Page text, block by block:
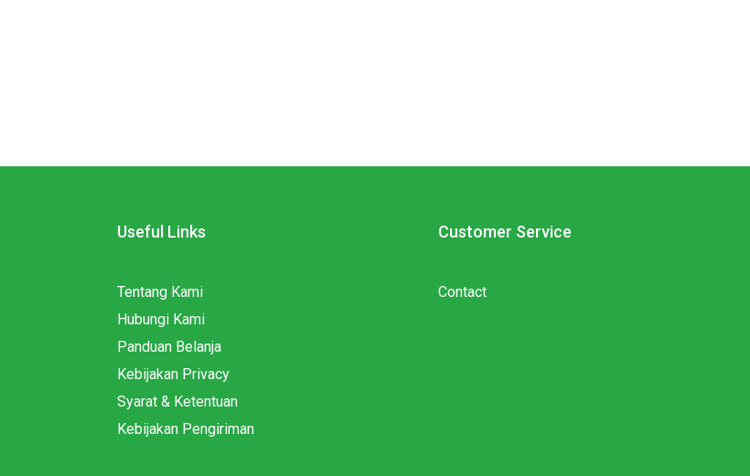
Useful Links
Tentang Kami
Hubungi Kami
Panduan Belanja
Kebijakan Privacy
Syarat & Ketentuan
Kebijakan Pengiriman
Customer Service
Contact